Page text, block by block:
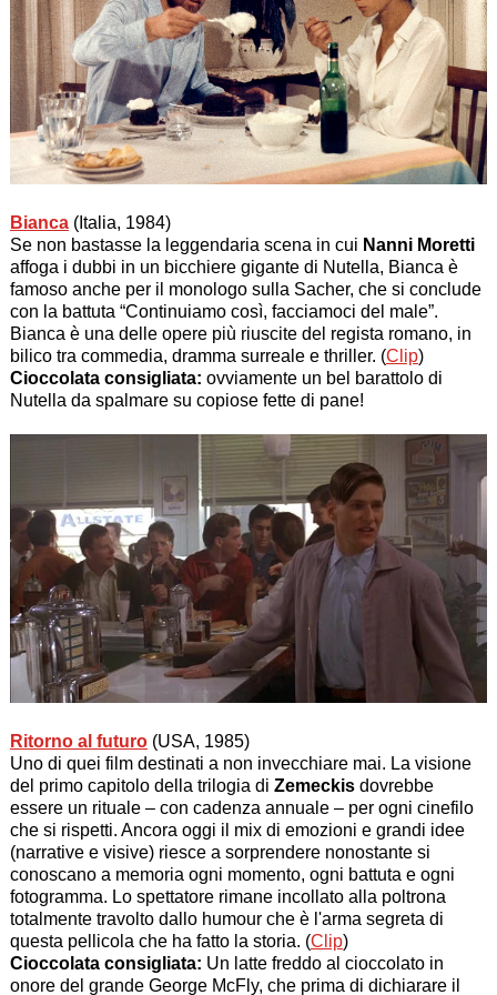
Bianca(Italia, 1984)
Se non bastasse la leggendaria scena in cui Nanni Moretti
affoga i dubbi in un bicchiere gigante di Nutella, Bianca è
famoso anche per il monologo sulla Sacher, che si conclude
con la battuta “Continuiamo così, facciamoci del male”.
Bianca è una delle opere più riuscite del regista romano, in
bilico tra commedia, dramma surreale e thriller. (Clip)
Cioccolata consigliata: ovviamente un bel barattolo di
Nutella da spalmare su copiose fette di pane!
Ritorno al futuro(USA, 1985)
Uno di quei film destinati a non invecchiare mai. La visione
del primo capitolo della trilogia di Zemeckisdovrebbe
essere un rituale – con cadenza annuale – per ogni cinefilo
che si rispetti. Ancora oggi il mix di emozioni e grandi idee
(narrative e visive) riesce a sorprendere nonostante si
conoscano a memoria ogni momento, ogni battuta e ogni
fotogramma. Lo spettatore rimane incollato alla poltrona
totalmente travolto dallo humour che è l'arma segreta di
questa pellicola che ha fatto la storia. (Clip)
Cioccolata consigliata: Un latte freddo al cioccolato in
onore del grande George McFly, che prima di dichiarare il